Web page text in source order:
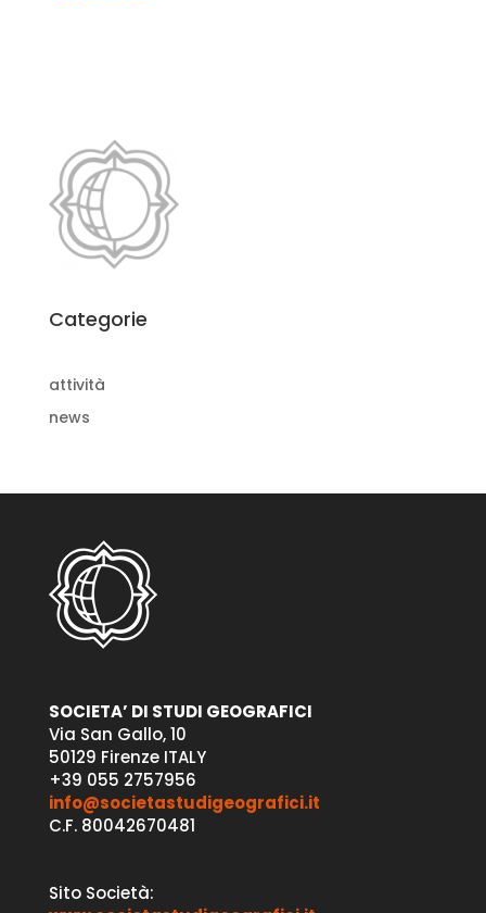
Categorie
attività
news
SOCIETA’ DI STUDI GEOGRAFICI
Via San Gallo, 10
50129 Firenze ITALY
+39 055 2757956
info@societastudigeografici.it
C.F. 80042670481
Sito Società: